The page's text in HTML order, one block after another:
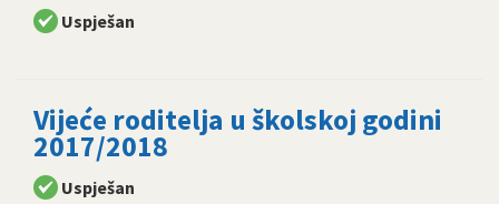
Uspješan
Vijeće roditelja u školskoj godini
2017/2018
Uspješan